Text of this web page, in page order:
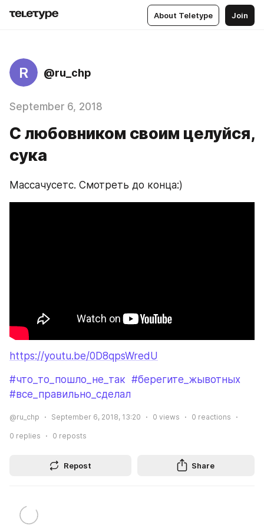
About Teletype Join
R @ru_chp
September 6, 2018
С любовником своим целуйся,
сука
Массачусетс. Смотреть до конца:)
https://youtu.be/0D8qpsWredU
#что_то_пошло_не_так #берегите_жывотных
#все_правильно_сделал
@ru_chp September 6, 2018, 13:20 0 views 0 reactions
0 replies 0 reposts
Repost Share